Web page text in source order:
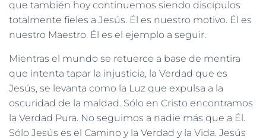
que también hoy continuemos siendo discípulos
totalmente fieles a Jesús. Él es nuestro motivo. Él es
nuestro Maestro. Él es el ejemplo a seguir.
Mientras el mundo se retuerce a base de mentira
que intenta tapar la injusticia, la Verdad que es
Jesús, se levanta como la Luz que expulsa a la
oscuridad de la maldad. Sólo en Cristo encontramos
la Verdad Pura. No seguimos a nadie más que a Él.
Sólo Jesús es el Camino y la Verdad y la Vida. Jesús